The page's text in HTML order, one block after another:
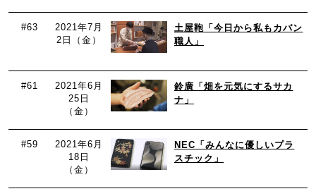
#63
2021年7月
2日（金）
土屋鞄「今日から私もカバン
職人」
#61
2021年6月
25日
（金）
鈴廣「畑を元気にするサカ
ナ」
#59
2021年6月
18日
（金）
NEC「みんなに優しいプラ
スチック」